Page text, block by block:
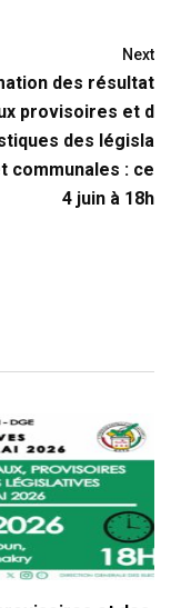
Next
des résultat
provisoires et d
des législa
communales : ce
4 juin à 18h